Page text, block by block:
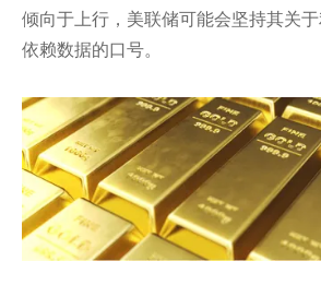
倾向于上行，美联储可能会坚持其关
依赖数据的口号。